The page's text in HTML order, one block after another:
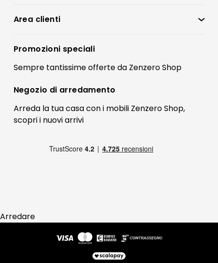
Condizioni di vendita
Preferenze Cookies
Termini e condizioni
Contatti
FAQ
Pagamenti
Area clienti
Registrati
Il mio account
Promozioni speciali
Sempre tantissimeofferteda Zenzero Shop
Negozio di arredamento
Arreda la tua casa con i mobili Zenzero Shop,
scopri i nuovi arrivi
Arredare